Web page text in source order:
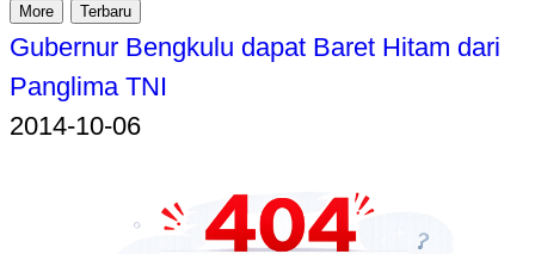
More Terbaru
Gubernur Bengkulu dapat Baret Hitam dari
Panglima TNI
2014-10-06